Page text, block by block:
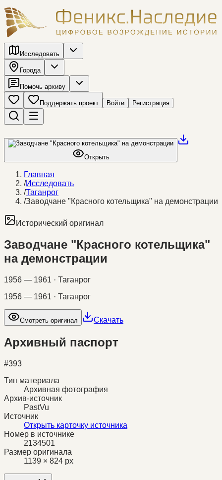
Исследовать
Города
Помочь архиву
Поддержать проект Войти Регистрация
Открыть
Главная
/Исследовать
/Таганрог
/Заводчане "Красного котельщика" на демонстрации
Исторический оригинал
Заводчане "Красного котельщика"
на демонстрации
1956 — 1961 · Таганрог
1956 — 1961 · Таганрог
Смотреть оригинал Скачать
Архивный паспорт
#393
Тип материала
Архивная фотография
Архив-источник
PastVu
Источник
Открыть карточку источника
Номер в источнике
2134501
Размер оригинала
1139 × 824 px